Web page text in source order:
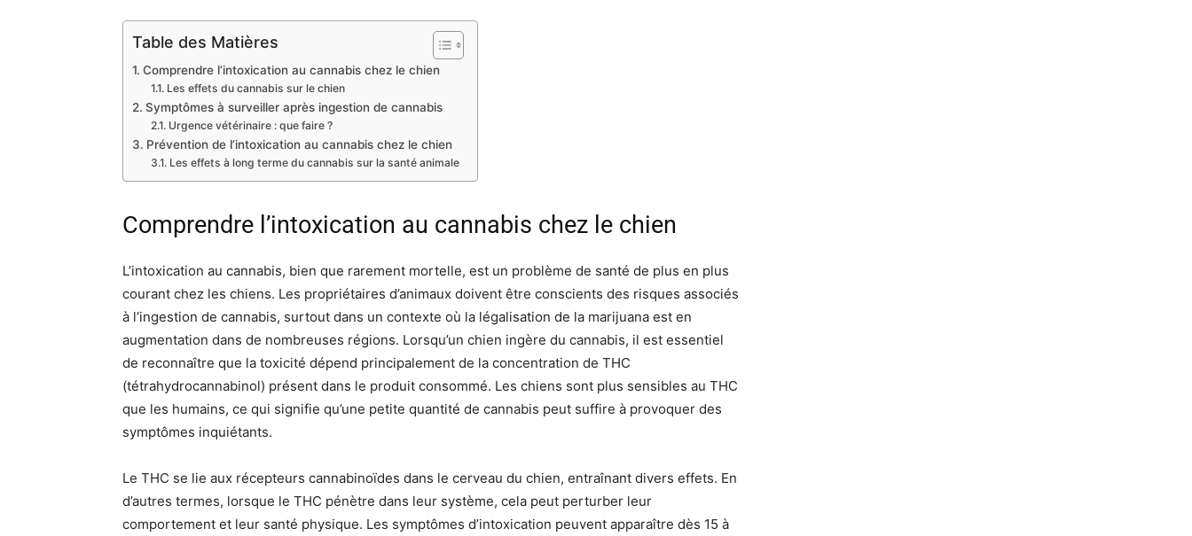
Table des Matières
Comprendre l’intoxication au cannabis chez le chien
Les effets du cannabis sur le chien
Symptômes à surveiller après ingestion de cannabis
Urgence vétérinaire : que faire ?
Prévention de l’intoxication au cannabis chez le chien
Les effets à long terme du cannabis sur la santé animale
Comprendre l’intoxication au cannabis chez le chien
L’intoxication au cannabis, bien que rarement mortelle, est un problème de santé de plus en plus
courant chez les chiens. Les propriétaires d’animaux doivent être conscients des risques associés
à l’ingestion de cannabis, surtout dans un contexte où la légalisation de la marijuana est en
augmentation dans de nombreuses régions. Lorsqu’un chien ingère du cannabis, il est essentiel
de reconnaître que la toxicité dépend principalement de la concentration de THC
(tétrahydrocannabinol) présent dans le produit consommé. Les chiens sont plus sensibles au THC
que les humains, ce qui signifie qu’une petite quantité de cannabis peut suffire à provoquer des
symptômes inquiétants.
Le THC se lie aux récepteurs cannabinoïdes dans le cerveau du chien, entraînant divers effets. En
d’autres termes, lorsque le THC pénètre dans leur système, cela peut perturber leur
comportement et leur santé physique. Les symptômes d’intoxication peuvent apparaître dès 15 à